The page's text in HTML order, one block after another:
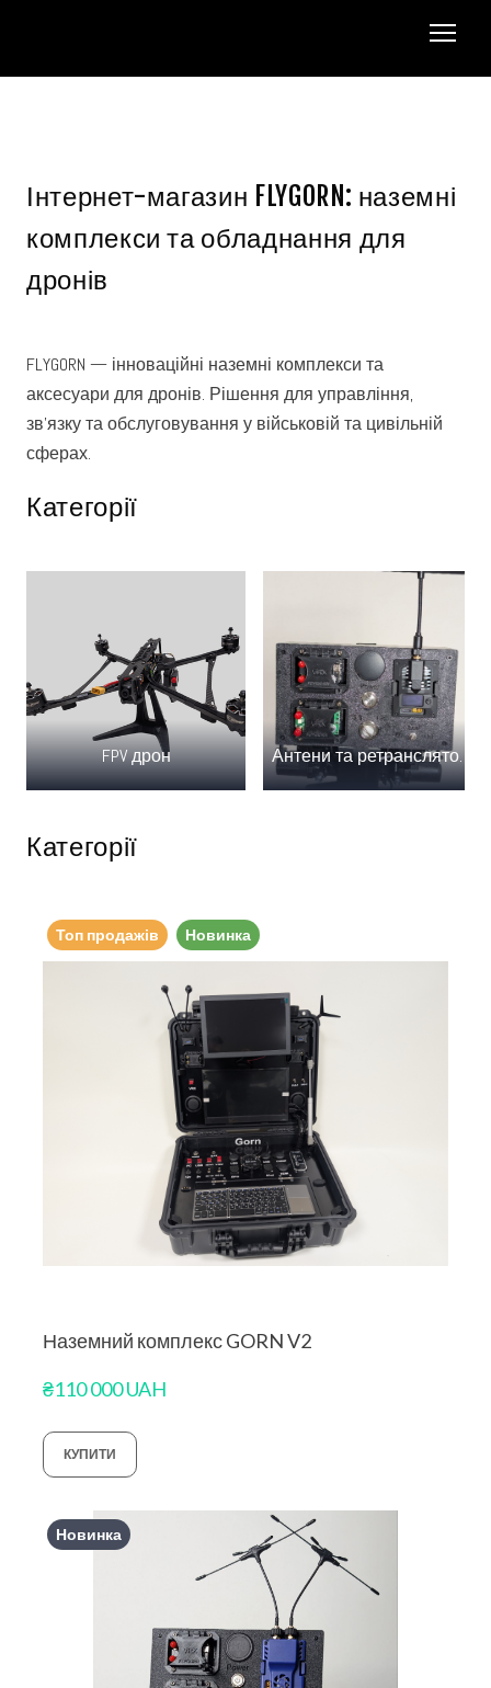
Інтернет-магазин FLYGORN: наземні
комплекси та обладнання для
дронів
FLYGORN — інноваційні наземні комплекси та
аксесуари для дронів. Рішення для управління,
зв’язку та обслуговування у військовій та цивільній
сферах.
Категорії
FPV дрон Антени та ретранслятори
Категорії
Топ продажів Новинка
Наземний комплекс GORN V2
₴110 000 UAH
КУПИТИ
Новинка